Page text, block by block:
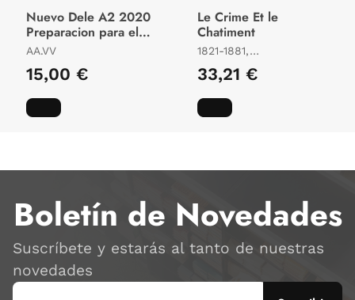
Nuevo Dele A2 2020
Preparacion para el
Examen
AA.VV
15,00 €
Le Crime Et le
Chatiment
1821-1881,
/ 1840-, DERÉLY, VICTOR
33,21 €
Boletín de Novedades
Suscríbete y estarás al tanto de nuestras
novedades